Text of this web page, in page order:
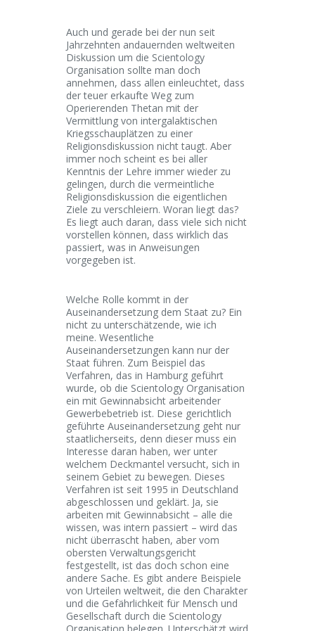
Auch und gerade bei der nun seit
Jahrzehnten andauernden weltweiten
Diskussion um die Scientology
Organisation sollte man doch
annehmen, dass allen einleuchtet, dass
der teuer erkaufte Weg zum
Operierenden Thetan mit der
Vermittlung von intergalaktischen
Kriegsschauplätzen zu einer
Religionsdiskussion nicht taugt. Aber
immer noch scheint es bei aller
Kenntnis der Lehre immer wieder zu
gelingen, durch die vermeintliche
Religionsdiskussion die eigentlichen
Ziele zu verschleiern. Woran liegt das?
Es liegt auch daran, dass viele sich nicht
vorstellen können, dass wirklich das
passiert, was in Anweisungen
vorgegeben ist.
Welche Rolle kommt in der
Auseinandersetzung dem Staat zu? Ein
nicht zu unterschätzende, wie ich
meine. Wesentliche
Auseinandersetzungen kann nur der
Staat führen. Zum Beispiel das
Verfahren, das in Hamburg geführt
wurde, ob die Scientology Organisation
ein mit Gewinnabsicht arbeitender
Gewerbebetrieb ist. Diese gerichtlich
geführte Auseinandersetzung geht nur
staatlicherseits, denn dieser muss ein
Interesse daran haben, wer unter
welchem Deckmantel versucht, sich in
seinem Gebiet zu bewegen. Dieses
Verfahren ist seit 1995 in Deutschland
abgeschlossen und geklärt. Ja, sie
arbeiten mit Gewinnabsicht – alle die
wissen, was intern passiert – wird das
nicht überrascht haben, aber vom
obersten Verwaltungsgericht
festgestellt, ist das doch schon eine
andere Sache. Es gibt andere Beispiele
von Urteilen weltweit, die den Charakter
und die Gefährlichkeit für Mensch und
Gesellschaft durch die Scientology